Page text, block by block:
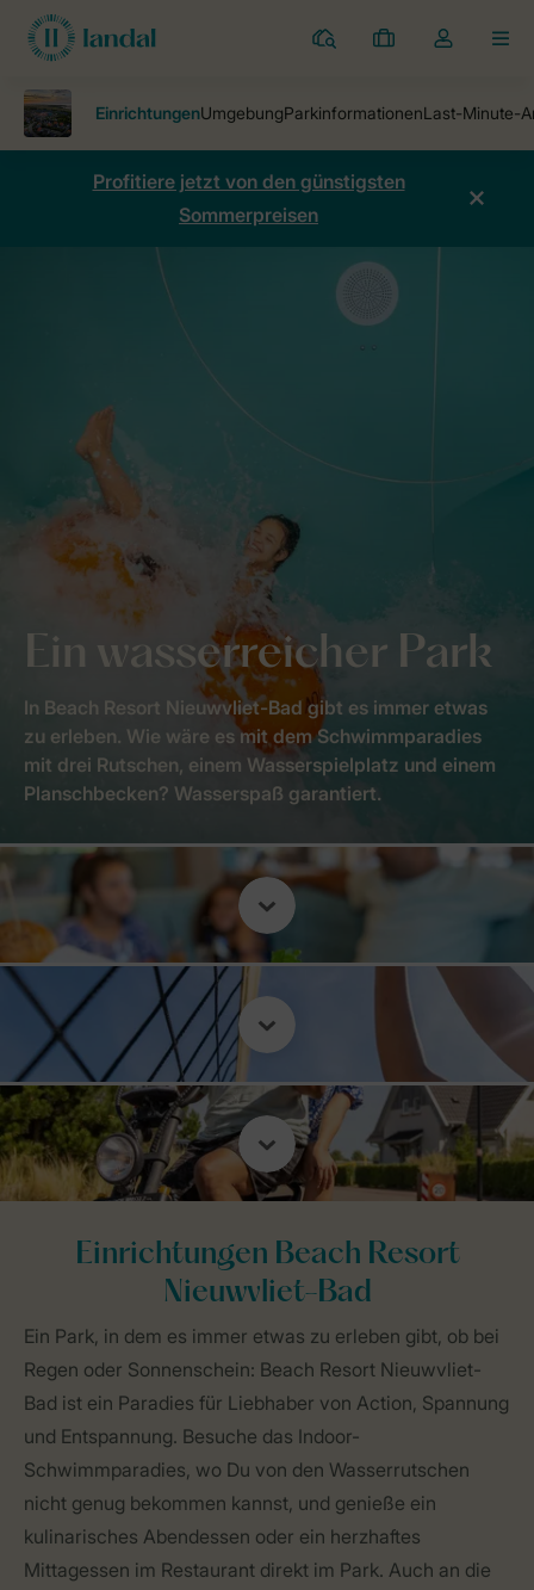
Ferienparks
Meine
Dropdown-
öffnen
Profitiere jetzt von den günstigsten
Sommerpreisen
Einrichtungen
Ein wasserreicher Park
In Beach Resort Nieuwvliet-Bad gibt es immer etwas
zu erleben. Wie wäre es mit dem Schwimmparadies
mit drei Rutschen, einem Wasserspielplatz und einem
Planschbecken? Wasserspaß garantiert.
Einrichtungen Beach Resort
Nieuwvliet-Bad
Ein Park, in dem es immer etwas zu erleben gibt, ob bei
Regen oder Sonnenschein: Beach Resort Nieuwvliet-
Bad ist ein Paradies für Liebhaber von Action, Spannung
und Entspannung. Besuche das Indoor-
Schwimmparadies, wo Du von den Wasserrutschen
nicht genug bekommen kannst, und genieße ein
kulinarisches Abendessen oder ein herzhaftes
Mittagessen im Restaurant direkt im Park. Auch an die